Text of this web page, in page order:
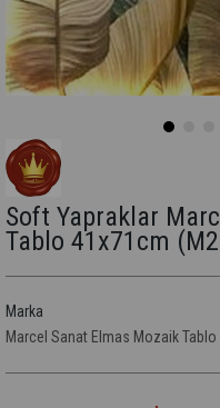
Soft Yapraklar
Tablo 41x71cm
Marka
Marcel Sanat Elmas Mozaik